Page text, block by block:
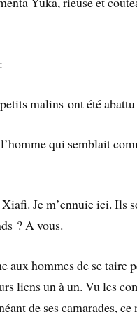
malins ont été abattu
qui semblait
Je m’ennuie ici. Ils
? A vous.
aux hommes de se taire
liens un à un. Vu les
de ses camarades, ce